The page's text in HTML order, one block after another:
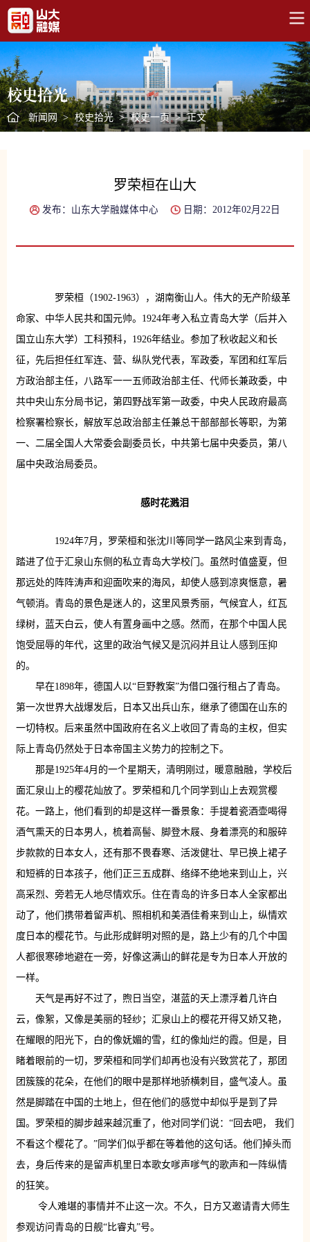
校史拾光
新闻网 > 校史拾光 > 校史一页 > 正文
罗荣桓在山大
发布：山东大学融媒体中心 日期：2012年02月22日
罗荣桓（1902-1963），湖南衡山人。伟大的无产阶级革
命家、中华人民共和国元帅。1924年考入私立青岛大学（后并入
国立山东大学）工科预科，1926年结业。参加了秋收起义和长
征，先后担任红军连、营、纵队党代表，军政委，军团和红军后
方政治部主任，八路军一一五师政治部主任、代师长兼政委，中
共中央山东分局书记，第四野战军第一政委，中央人民政府最高
检察署检察长，解放军总政治部主任兼总干部部部长等职，为第
一、二届全国人大常委会副委员长，中共第七届中央委员，第八
届中央政治局委员。
感时花溅泪
1924年7月，罗荣桓和张沈川等同学一路风尘来到青岛，
踏进了位于汇泉山东侧的私立青岛大学校门。虽然时值盛夏，但
那远处的阵阵涛声和迎面吹来的海风，却使人感到凉爽惬意，暑
气顿消。青岛的景色是迷人的，这里风景秀丽，气候宜人，红瓦
绿树，蓝天白云，使人有置身画中之感。然而，在那个中国人民
饱受屈辱的年代，这里的政治气候又是沉闷并且让人感到压抑
的。
早在1898年，德国人以“巨野教案”为借口强行租占了青岛。
第一次世界大战爆发后，日本又出兵山东，继承了德国在山东的
一切特权。后来虽然中国政府在名义上收回了青岛的主权，但实
际上青岛仍然处于日本帝国主义势力的控制之下。
那是1925年4月的一个星期天，清明刚过，暖意融融，学校后
面汇泉山上的樱花灿放了。罗荣桓和几个同学到山上去观赏樱
花。一路上，他们看到的却是这样一番景象：手提着瓷酒壶喝得
酒气熏天的日本男人，梳着高髻、脚登木屐、身着漂亮的和服碎
步款款的日本女人，还有那不畏春寒、活泼健壮、早已换上裙子
和短裤的日本孩子，他们正三五成群、络绎不绝地来到山上，兴
高采烈、旁若无人地尽情欢乐。住在青岛的许多日本人全家都出
动了，他们携带着留声机、照相机和美酒佳肴来到山上，纵情欢
度日本的樱花节。与此形成鲜明对照的是，路上少有的几个中国
人都很寒碜地避在一旁，好像这满山的鲜花是专为日本人开放的
一样。
天气是再好不过了，煦日当空，湛蓝的天上漂浮着几许白
云，像絮，又像是美丽的轻纱；汇泉山上的樱花开得又娇又艳，
在耀眼的阳光下，白的像妩媚的雪，红的像灿烂的霞。但是，目
睹着眼前的一切，罗荣桓和同学们却再也没有兴致赏花了，那团
团簇簇的花朵，在他们的眼中是那样地骄横刺目，盛气凌人。虽
然是脚踏在中国的土地上，但在他们的感觉中却似乎是到了异
国。罗荣桓的脚步越来越沉重了，他对同学们说：“回去吧， 我们
不看这个樱花了。”同学们似乎都在等着他的这句话。他们掉头而
去，身后传来的是留声机里日本歌女嗲声嗲气的歌声和一阵纵情
的狂笑。
令人难堪的事情并不止这一次。不久，日方又邀请青大师生
参观访问青岛的日舰“比睿丸”号。